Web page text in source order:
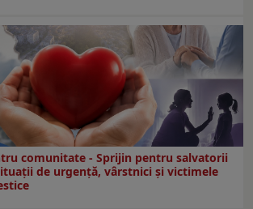
comunitate - Sprijin pentru salvatorii
de urgență, vârstnici și victimele